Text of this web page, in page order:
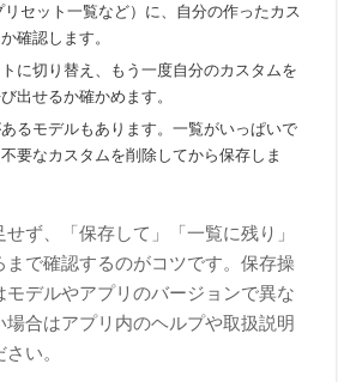
セット一覧など）に、自分の作ったカス
確認します。
に切り替え、もう一度自分のカスタムを
出せるか確かめます。
るモデルもあります。一覧がいっぱいで
要なカスタムを削除してから保存しま
せず、「保存して」「一覧に残り」
まで確認するのがコツです。保存操
デルやアプリのバージョンで異な
場合はアプリ内のヘルプや取扱説明
い。